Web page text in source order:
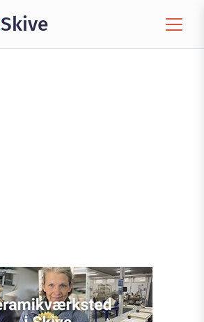
Skive